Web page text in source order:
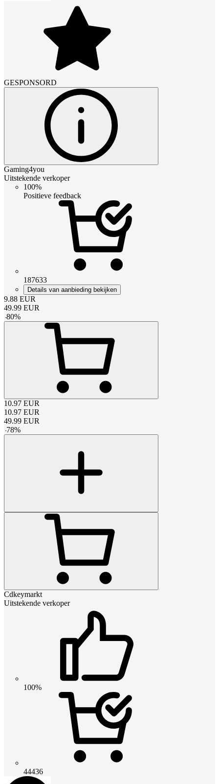
GESPONSORD
Gaming4you
Uitstekende verkoper
100%
Positieve feedback
187633
Details van aanbieding bekijken
9.88 EUR
49.99 EUR
-80%
10.97 EUR
10.97 EUR
49.99 EUR
-78%
Cdkeymarkt
Uitstekende verkoper
100%
44436